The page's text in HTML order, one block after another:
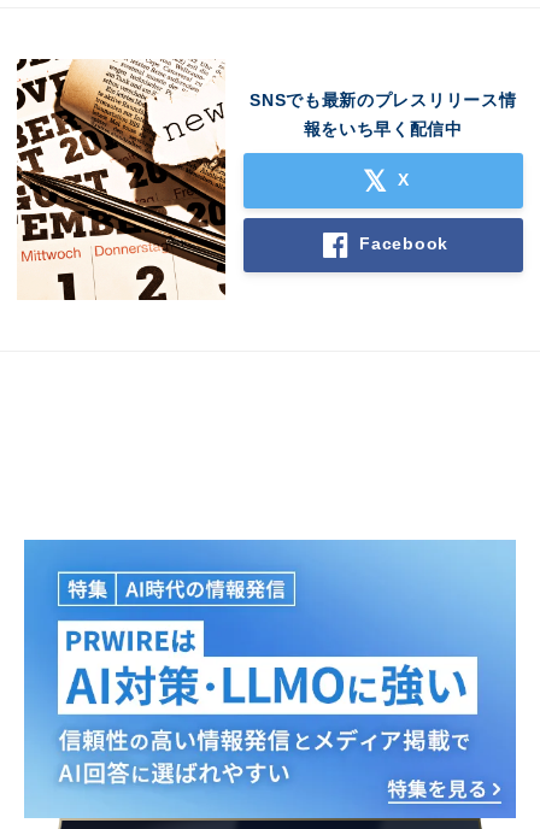
SNSでも最新のプレスリリース情
報をいち早く配信中
X
Facebook